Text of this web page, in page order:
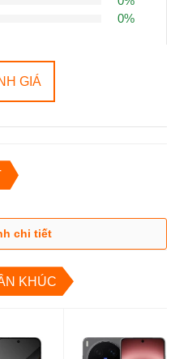
HDR, PWM 4.320Hz; 2.000
16 GB + 512 GB; UFS 4.1;
0.8µm) + 8 MP ultrawide f/
E1+E5a+E5b, QZSS
màn hình
+ đỡ mỏi mắt
0%
GIÁ
chi tiết
KHÚC